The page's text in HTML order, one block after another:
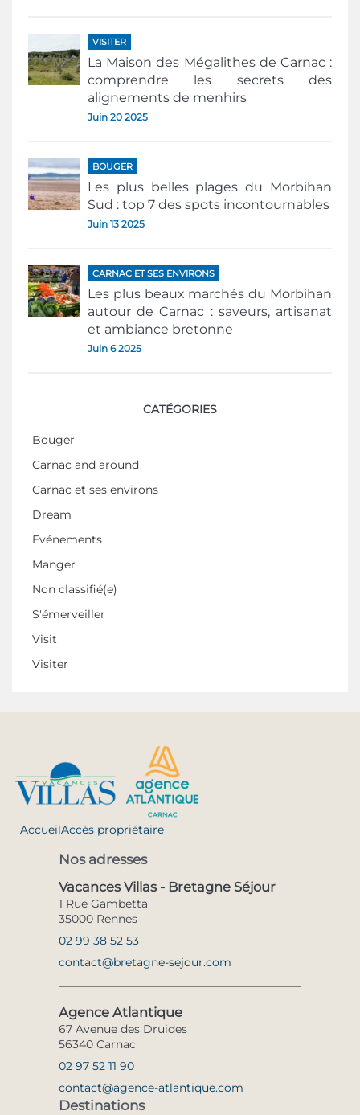
VISITER
La Maison des Mégalithes de Carnac :
comprendre les secrets des
alignements de menhirs
Juin 20 2025
BOUGER
Les plus belles plages du Morbihan
Sud : top 7 des spots incontournables
Juin 13 2025
CARNAC ET SES ENVIRONS
Les plus beaux marchés du Morbihan
autour de Carnac : saveurs, artisanat
et ambiance bretonne
Juin 6 2025
CATÉGORIES
Bouger
Carnac and around
Carnac et ses environs
Dream
Evénements
Manger
Non classifié(e)
S'émerveiller
Visit
Visiter
AccueilAccès propriétaire
Nos adresses
Vacances Villas - Bretagne Séjour
1 Rue Gambetta
35000 Rennes
02 99 38 52 53
contact@bretagne-sejour.com
Agence Atlantique
67 Avenue des Druides
56340 Carnac
02 97 52 11 90
contact@agence-atlantique.com
Destinations